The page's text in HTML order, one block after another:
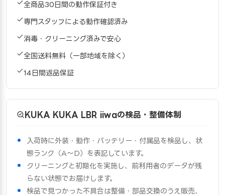
全商品30日間の動作保証付き
専門スタッフによる動作確認済み
消毒・クリーニング済みで安心
全国送料無料（一部地域を除く）
14日間返品保証
KUKA KUKA LBR iiwaの検品・整備体制
入荷時に外装・動作・バッテリー・付属品を検品し、状
態ランク（A〜D）を表記しています。
クリーニングと初期化を実施し、前利用者のデータが残
らない状態でお届けします。
検品で見つかった不具合は整備・部品交換のうえ販売、